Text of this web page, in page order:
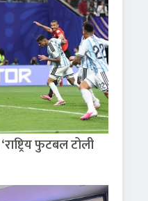
फुटबल टोली